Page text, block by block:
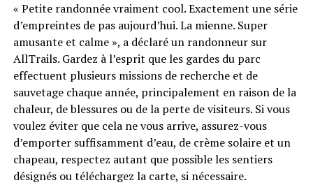
« Petite randonnée vraiment cool. Exactement une série
d’empreintes de pas aujourd’hui. La mienne. Super
amusante et calme », ​​a déclaré un randonneur sur
AllTrails. Gardez à l’esprit que les gardes du parc
effectuent plusieurs missions de recherche et de
sauvetage chaque année, principalement en raison de la
chaleur, de blessures ou de la perte de visiteurs. Si vous
voulez éviter que cela ne vous arrive, assurez-vous
d’emporter suffisamment d’eau, de crème solaire et un
chapeau, respectez autant que possible les sentiers
désignés ou téléchargez la carte, si nécessaire.